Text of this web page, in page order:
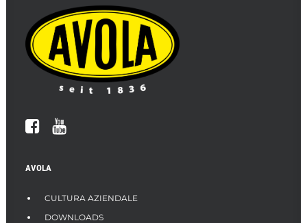
AVOLA
CULTURA AZIENDALE
DOWNLOADS